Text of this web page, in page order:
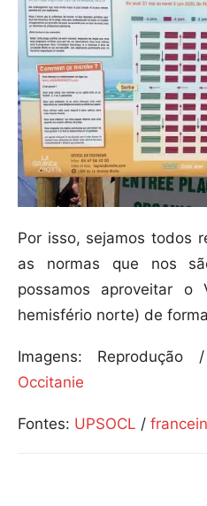
Por isso, sejamos todos
as normas que nos
possamos aproveitar o
hemisfério norte) de
Imagens: Reprodução
Occitanie
Fontes: UPSOCL /